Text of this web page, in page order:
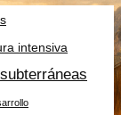
intensiva